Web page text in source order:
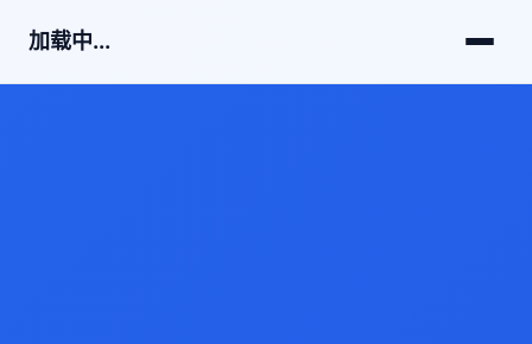
加载中...